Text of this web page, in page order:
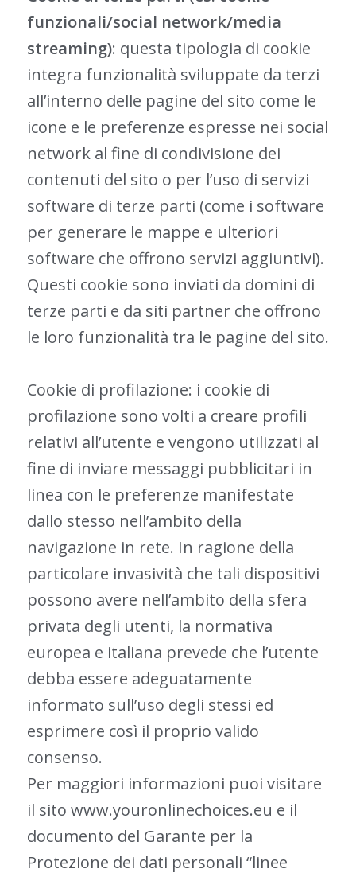
funzionali/social network/media
streaming): questa tipologia di cookie
integra funzionalità sviluppate da terzi
all’interno delle pagine del sito come le
icone e le preferenze espresse nei social
network al fine di condivisione dei
contenuti del sito o per l’uso di servizi
software di terze parti (come i software
per generare le mappe e ulteriori
software che offrono servizi aggiuntivi).
Questi cookie sono inviati da domini di
terze parti e da siti partner che offrono
le loro funzionalità tra le pagine del sito.
Cookie di profilazione: i cookie di
profilazione sono volti a creare profili
relativi all’utente e vengono utilizzati al
fine di inviare messaggi pubblicitari in
linea con le preferenze manifestate
dallo stesso nell’ambito della
navigazione in rete. In ragione della
particolare invasività che tali dispositivi
possono avere nell’ambito della sfera
privata degli utenti, la normativa
europea e italiana prevede che l’utente
debba essere adeguatamente
informato sull’uso degli stessi ed
esprimere così il proprio valido
consenso.
Per maggiori informazioni puoi visitare
il sito www.youronlinechoices.eu e il
documento del Garante per la
Protezione dei dati personali “linee